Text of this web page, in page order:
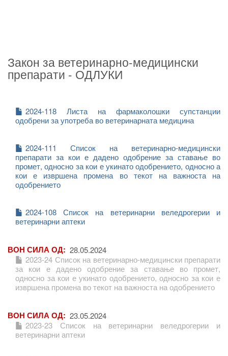
Закон за ветеринарно-медицински
препарати - ОДЛУКИ
2024-118 Листа на фармаколошки супстанции
одобрени за употреба во ветеринарната медицина
2024-111 Список на ветеринарно-медицински
препарати за кои е дадено одобрение за ставање во
промет, односно за кои е укинато одобрението, односно а
кои е извршена промена во текот на важноста на
одобрението
2024-108 Список на ветеринарни веледрогерии и
ветеринарни аптеки
ВОН СИЛА ОД
28.05.2024
2023-24 Список на ветеринарно-медицински препарати
за кои е дадено одобрение за ставање во промет,
односно за кои е укинато одобрението, односно за кои е
извршена промена во текот на важноста на одобрението
ВОН СИЛА ОД
23.05.2024
2023-23 Список на ветеринарни веледрогерии и
ветеринарни аптеки